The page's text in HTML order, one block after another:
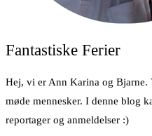
Fantastiske Ferier
Hej, vi er Ann Karina og Bjarne.
møde mennesker. I denne blog
reportager og anmeldelser :)